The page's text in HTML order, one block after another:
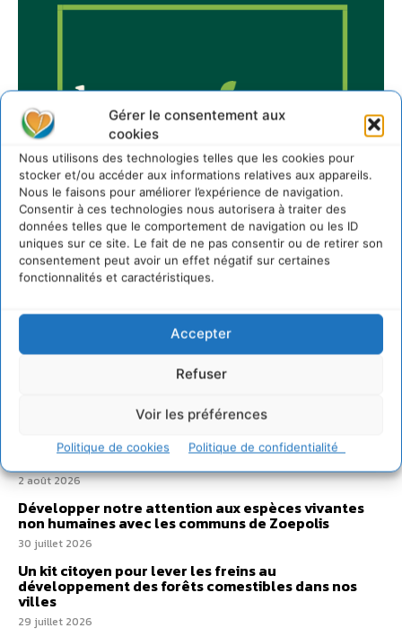
Gérer le consentement aux
cookies
Nous utilisons des technologies telles que les cookies pour
stocker et/ou accéder aux informations relatives aux appareils.
Nous le faisons pour améliorer l’expérience de navigation.
Consentir à ces technologies nous autorisera à traiter des
données telles que le comportement de navigation ou les ID
uniques sur ce site. Le fait de ne pas consentir ou de retirer son
consentement peut avoir un effet négatif sur certaines
fonctionnalités et caractéristiques.
Accepter
Refuser
Voir les préférences
Politique de cookies Politique de confidentialité
Sur Cdurable
Comment le sol français a perdu sa mémoire
hydrique et déréglé tout le territoire (2020-2026)
2 août 2026
Développer notre attention aux espèces vivantes
non humaines avec les communs de Zoepolis
30 juillet 2026
Un kit citoyen pour lever les freins au
développement des forêts comestibles dans nos
villes
29 juillet 2026